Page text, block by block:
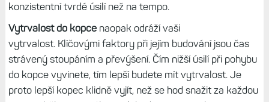
konzistentní tvrdé úsilí než na tempo.
Vytrvalost do kopcenaopak odráží vaši
vytrvalost. Klíčovými faktory při jejím budování jsou čas
strávený stoupáním a převýšení. Čím nižší úsilí při pohybu
do kopce vyvinete, tím lepší budete mít vytrvalost. Je
proto lepší kopec klidně vyjít, než se hod snažit za každou